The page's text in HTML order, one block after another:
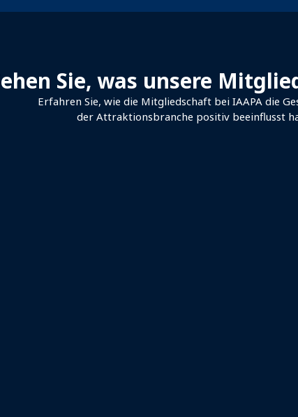
Sie, was unsere
Erfahren Sie, wie die Mitgliedschaft bei IAAPA die
der Attraktionsbranche positiv beeinflusst